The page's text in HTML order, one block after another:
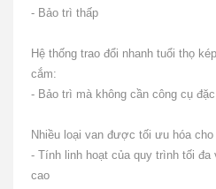
- Bảo trì thấp
Hệ thống trao đổi nhanh tuổi thọ
cắm:
- Bảo trì mà không cần công cụ
Nhiều loại van được tối ưu hóa
- Tính linh hoạt của quy trình tối
cao